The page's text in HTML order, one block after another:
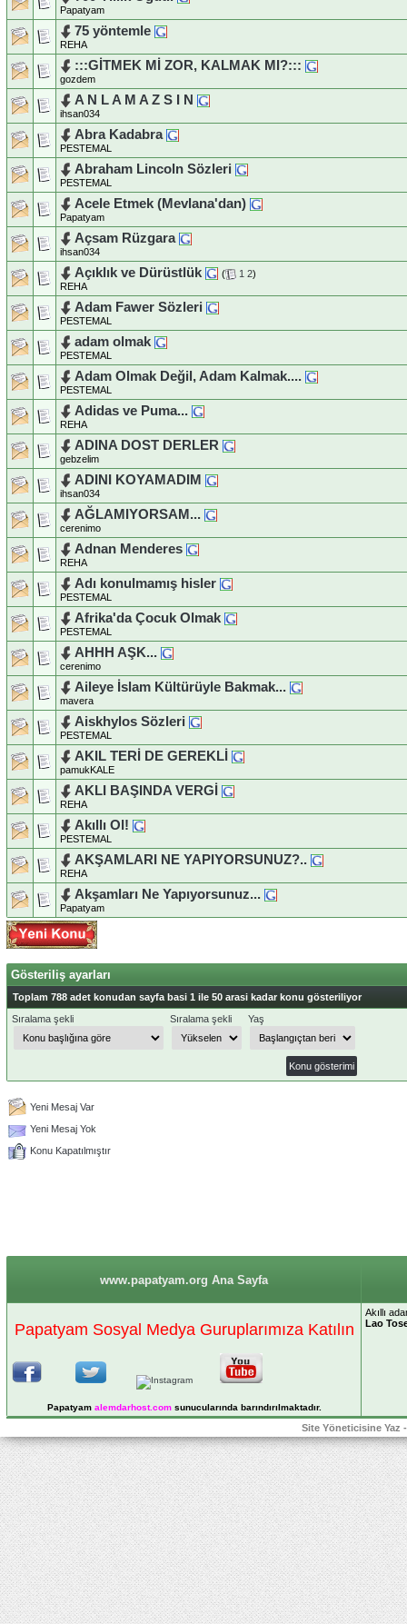
Papatyam
75 yöntemle
REHA
:::GİTMEK Mİ ZOR, KALMAK MI?:::
gozdem
A N L A M A Z S I N
ihsan034
Abra Kadabra
PESTEMAL
Abraham Lincoln Sözleri
PESTEMAL
Acele Etmek (Mevlana'dan)
Papatyam
Açsam Rüzgara
ihsan034
Açıklık ve Dürüstlük ( 1 2)
REHA
Adam Fawer Sözleri
PESTEMAL
adam olmak
PESTEMAL
Adam Olmak Değil, Adam Kalmak....
PESTEMAL
Adidas ve Puma...
REHA
ADINA DOST DERLER
gebzelim
ADINI KOYAMADIM
ihsan034
AĞLAMIYORSAM...
cerenimo
Adnan Menderes
REHA
Adı konulmamış hisler
PESTEMAL
Afrika'da Çocuk Olmak
PESTEMAL
AHHH AŞK...
cerenimo
Aileye İslam Kültürüyle Bakmak...
mavera
Aiskhylos Sözleri
PESTEMAL
AKIL TERİ DE GEREKLİ
pamukKALE
AKLI BAŞINDA VERGİ
REHA
Akıllı Ol!
PESTEMAL
AKŞAMLARI NE YAPIYORSUNUZ?..
REHA
Akşamları Ne Yapıyorsunuz...
Papatyam
Gösteriliş ayarları
Toplam 788 adet konudan sayfa basi 1 ile 50 arasi kadar konu gösteriliyor
Sıralama şekli
Sıralama şekli Yaş
Yeni Mesaj Var
Yeni Mesaj Yok
Konu Kapatılmıştır
www.papatyam.org Ana Sayfa
Papatyam Sosyal Medya Guruplarımıza Katılın
Papatyam alemdarhost.comsunucularında barındırılmaktadır.
Akıllı
Lao
Site Yöneticisine Yaz